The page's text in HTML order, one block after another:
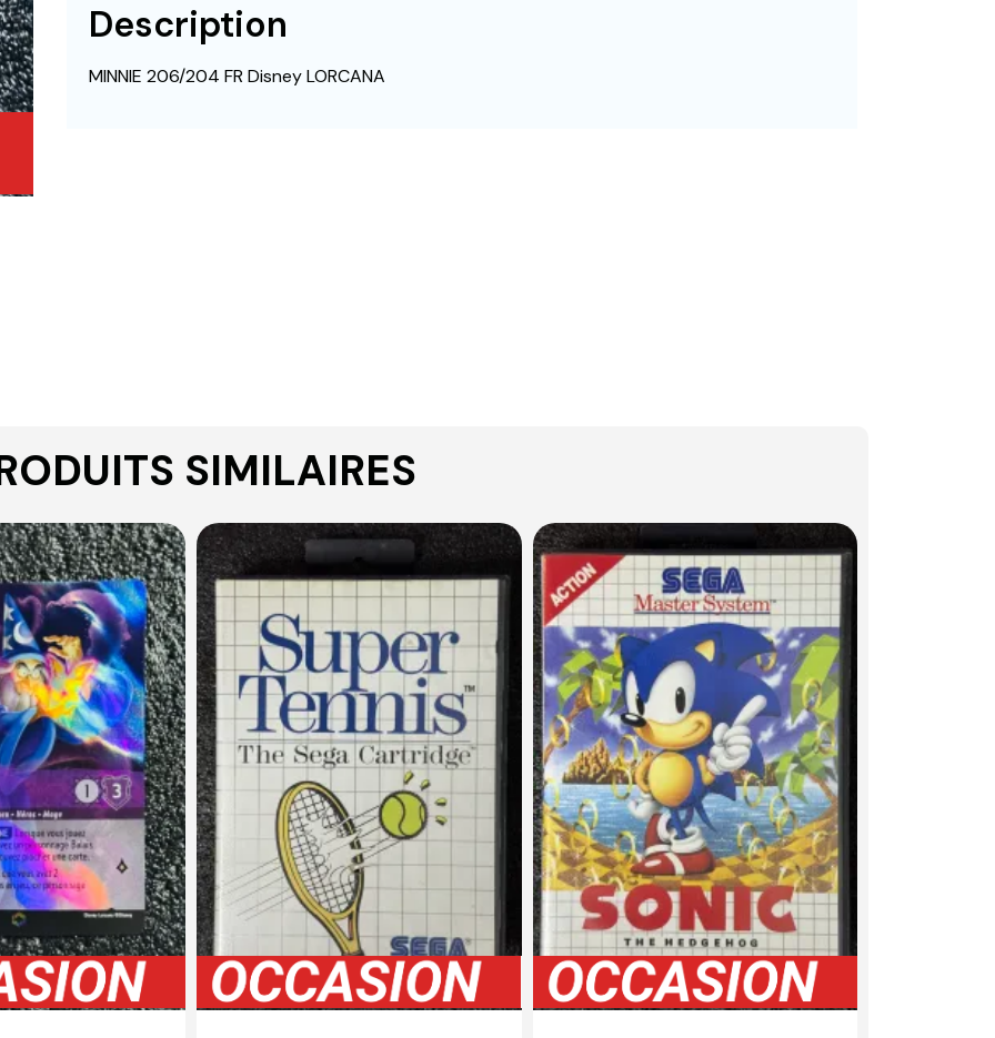
Description
MINNIE 206/204 FR Disney LORCANA
SIMILAIRES